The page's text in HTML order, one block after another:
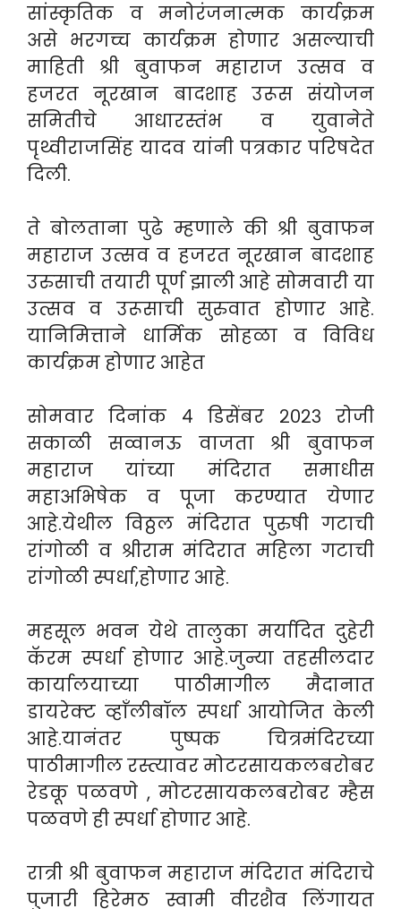
सांस्कृतिक व मनोरंजनात्मक कार्यक्रम
असे भरगच्च कार्यक्रम होणार असल्याची
माहिती श्री बुवाफन महाराज उत्सव व
हजरत नूरखान बादशाह उरूस संयोजन
समितीचे आधारस्तंभ व युवानेते
पृथ्वीराजसिंह यादव यांनी पत्रकार परिषदेत
दिली.
ते बोलताना पुढे म्हणाले की श्री बुवाफन
महाराज उत्सव व हजरत नूरखान बादशाह
उरुसाची तयारी पूर्ण झाली आहे सोमवारी या
उत्सव व उरूसाची सुरुवात होणार आहे.
यानिमित्ताने धार्मिक सोहळा व विविध
कार्यक्रम होणार आहेत
सोमवार दिनांक ४ डिसेंबर २०२३ रोजी
सकाळी सव्वानऊ वाजता श्री बुवाफन
महाराज यांच्या मंदिरात समाधीस
महाअभिषेक व पूजा करण्यात येणार
आहे.येथील विठ्ठल मंदिरात पुरुषी गटाची
रांगोळी व श्रीराम मंदिरात महिला गटाची
रांगोळी स्पर्धा,होणार आहे.
महसूल भवन येथे तालुका मर्यादित दुहेरी
कॅरम स्पर्धा होणार आहे.जुन्या तहसीलदार
कार्यालयाच्या पाठीमागील मैदानात
डायरेक्ट व्हाँलीबॉल स्पर्धा आयोजित केली
आहे.यानंतर पुष्पक चित्रमंदिरच्या
पाठीमागील रस्त्यावर मोटरसायकलबरोबर
रेडकू पळवणे , मोटरसायकलबरोबर म्हैस
पळवणे ही स्पर्धा होणार आहे.
रात्री श्री बुवाफन महाराज मंदिरात मंदिराचे
पुजारी हिरेमठ स्वामी वीरशैव लिंगायत